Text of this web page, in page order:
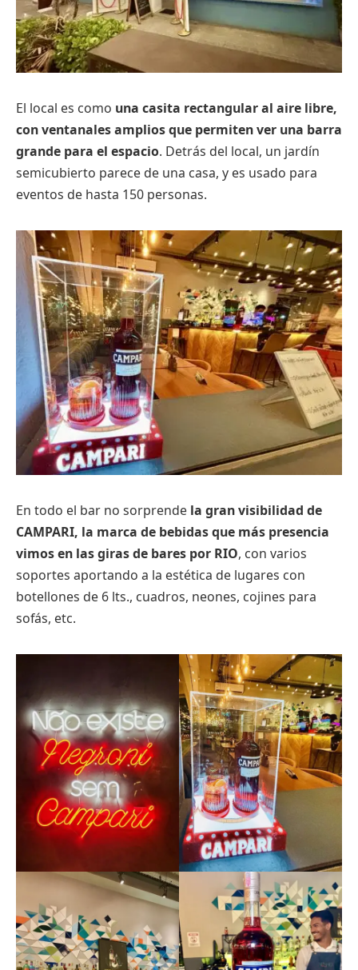
El local es como una casita rectangular al aire libre,
con ventanales amplios que permiten ver una barra
grande para el espacio. Detrás del local, un jardín
semicubierto parece de una casa, y es usado para
eventos de hasta 150 personas.
En todo el bar no sorprende la gran visibilidad de
CAMPARI, la marca de bebidas que más presencia
vimos en las giras de bares por RIO, con varios
soportes aportando a la estética de lugares con
botellones de 6 lts., cuadros, neones, cojines para
sofás, etc.